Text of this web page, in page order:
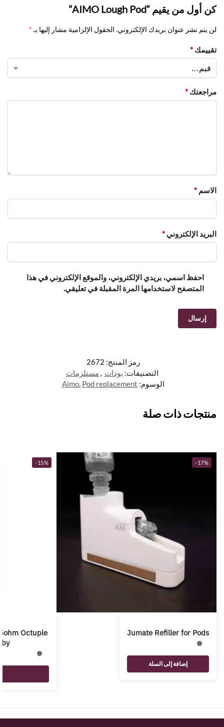
كن أول من يقيم “AIMO Lough Pod”
لن يتم نشر عنوان بريدك الإلكتروني. الحقول الإلزامية مشار إليها بـ *
تقييمك *
مراجعتك *
الاسم *
البريد الإلكتروني *
احفظ اسمي، بريدي الإلكتروني، والموقع الإلكتروني في هذا
المتصفح لاستخدامها المرة المقبلة في تعليقي.
رمز المنتج: 2672
التصنيفات: بودات
مستلزمات
الوسوم:
Aimo Pod replacement
منتجات ذات صلة
-17%
Jumate Refiller for Pods
إضافة إلى السلة
-15%
Octuple